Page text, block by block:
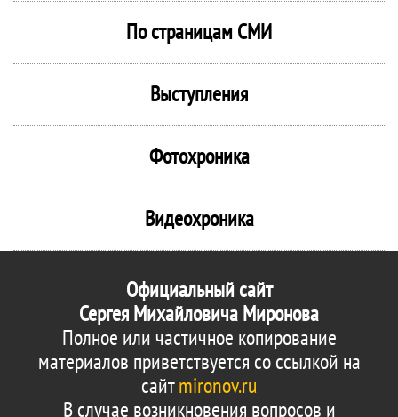
По страницам СМИ
Выступления
Фотохроника
Видеохроника
Официальный сайт
Сергея Михайловича Миронова
Полное или частичное копирование
материалов приветствуется со ссылкой на
сайтmironov.ru
В случае возникновения вопросов и